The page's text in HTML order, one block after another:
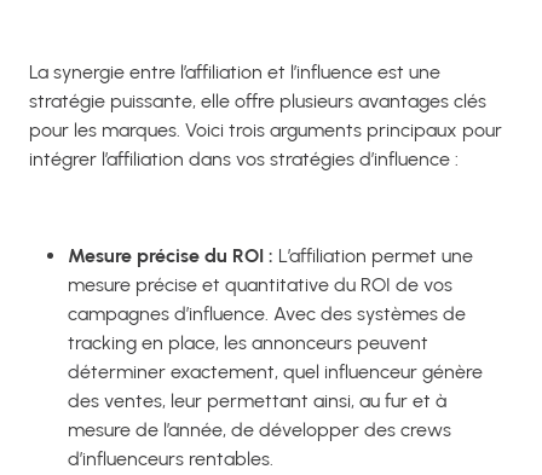
La synergie entre l’affiliation et l’influence est une
stratégie puissante, elle offre plusieurs avantages clés
pour les marques. Voici trois arguments principaux pour
intégrer l’affiliation dans vos stratégies d’influence :
Mesure précise du ROI : L’affiliation permet une
mesure précise et quantitative du ROI de vos
campagnes d’influence. Avec des systèmes de
tracking en place, les annonceurs peuvent
déterminer exactement, quel influenceur génère
des ventes, leur permettant ainsi, au fur et à
mesure de l’année, de développer des crews
d’influenceurs rentables.